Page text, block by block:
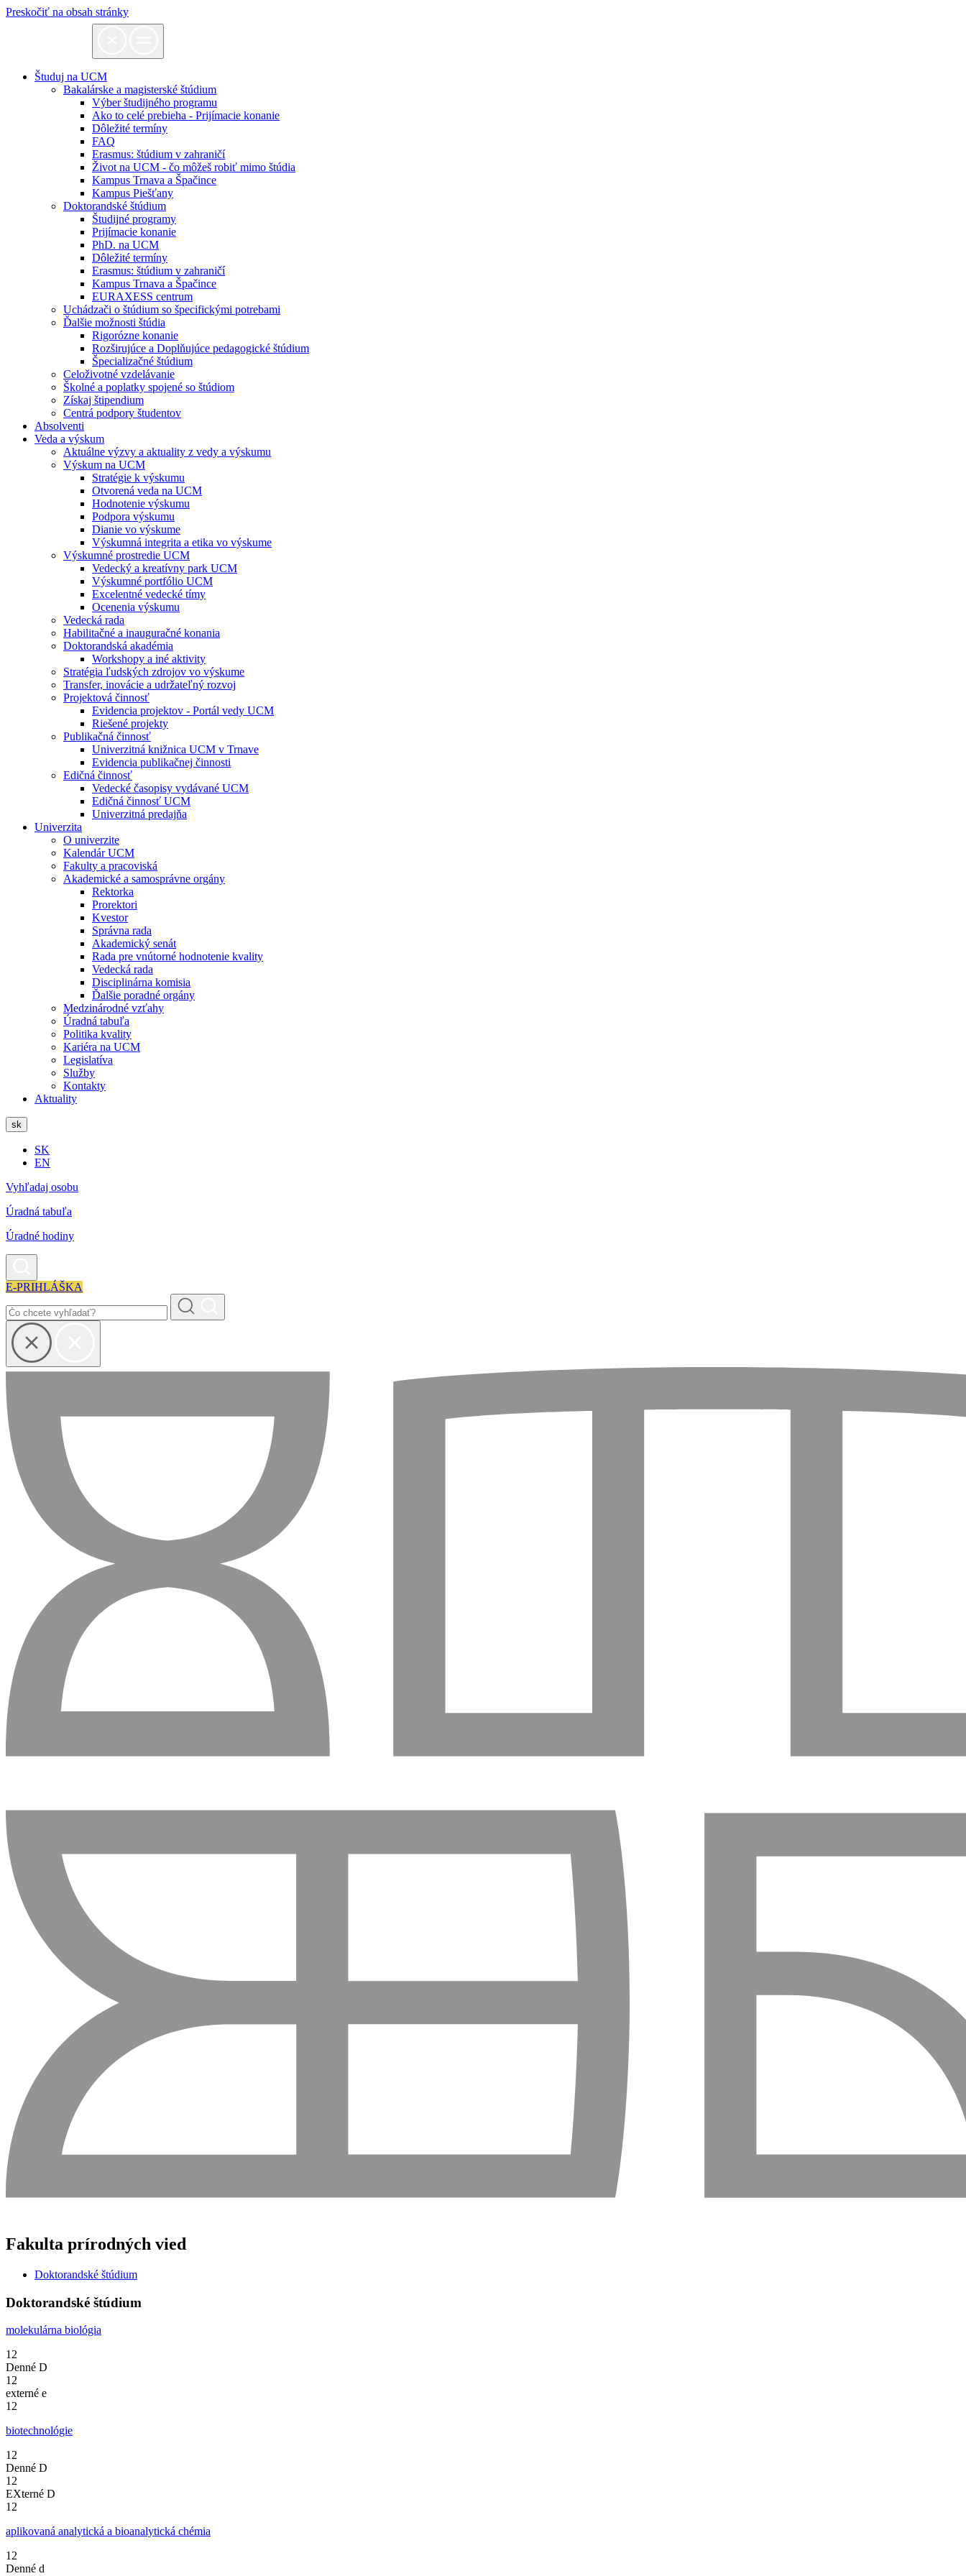
Preskočiť na obsah stránky
Študuj na UCM
Bakalárske a magisterské štúdium
Výber študijného programu
Ako to celé prebieha - Prijímacie konanie
Dôležité termíny
FAQ
Erasmus: štúdium v zahraničí
Život na UCM - čo môžeš robiť mimo štúdia
Kampus Trnava a Špačince
Kampus Piešťany
Doktorandské štúdium
Študijné programy
Prijímacie konanie
PhD. na UCM
Dôležité termíny
Erasmus: štúdium v zahraničí
Kampus Trnava a Špačince
EURAXESS centrum
Uchádzači o štúdium so špecifickými potrebami
Ďalšie možnosti štúdia
Rigorózne konanie
Rozširujúce a Doplňujúce pedagogické štúdium
Špecializačné štúdium
Celoživotné vzdelávanie
Školné a poplatky spojené so štúdiom
Získaj štipendium
Centrá podpory študentov
Absolventi
Veda a výskum
Aktuálne výzvy a aktuality z vedy a výskumu
Výskum na UCM
Stratégie k výskumu
Otvorená veda na UCM
Hodnotenie výskumu
Podpora výskumu
Dianie vo výskume
Výskumná integrita a etika vo výskume
Výskumné prostredie UCM
Vedecký a kreatívny park UCM
Výskumné portfólio UCM
Excelentné vedecké tímy
Ocenenia výskumu
Vedecká rada
Habilitačné a inauguračné konania
Doktorandská akadémia
Workshopy a iné aktivity
Stratégia ľudských zdrojov vo výskume
Transfer, inovácie a udržateľný rozvoj
Projektová činnosť
Evidencia projektov - Portál vedy UCM
Riešené projekty
Publikačná činnosť
Univerzitná knižnica UCM v Trnave
Evidencia publikačnej činnosti
Edičná činnosť
Vedecké časopisy vydávané UCM
Edičná činnosť UCM
Univerzitná predajňa
Univerzita
O univerzite
Kalendár UCM
Fakulty a pracoviská
Akademické a samosprávne orgány
Rektorka
Prorektori
Kvestor
Správna rada
Akademický senát
Rada pre vnútorné hodnotenie kvality
Vedecká rada
Disciplinárna komisia
Ďalšie poradné orgány
Medzinárodné vzťahy
Úradná tabuľa
Politika kvality
Kariéra na UCM
Legislatíva
Služby
Kontakty
Aktuality
sk
SK
EN
Vyhľadaj osobu
Úradná tabuľa
Úradné hodiny
E-PRIHLÁŠKA
Fakulta prírodných vied
Doktorandské štúdium
Doktorandské štúdium
molekulárna biológia
12
Denné D
12
externé e
12
biotechnológie
12
Denné D
12
EXterné D
12
aplikovaná analytická a bioanalytická chémia
12
Denné d